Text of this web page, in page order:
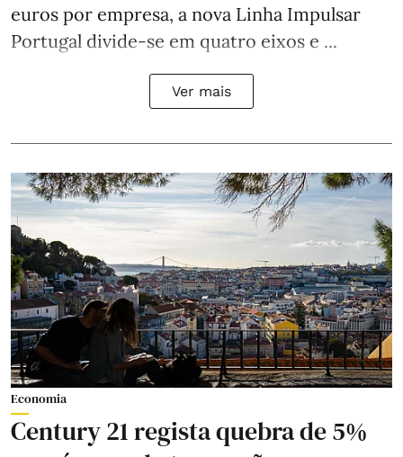
euros por empresa, a nova Linha Impulsar
Portugal divide-se em quatro eixos e ...
Ver mais
Economia
Century 21 regista quebra de 5%